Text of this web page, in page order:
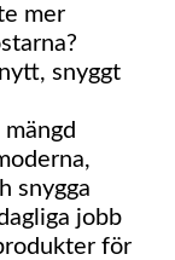
mer
snyggt
snygga
jobb
för